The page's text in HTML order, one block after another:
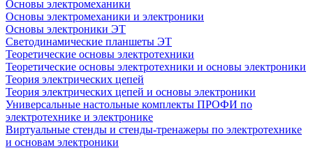
Основы электромеханики
Основы электромеханики и электроники
Основы электроники ЭТ
Светодинамические планшеты ЭТ
Теоретические основы электротехники
Теоретические основы электротехники и основы электроники
Теория электрических цепей
Теория электрических цепей и основы электроники
Универсальные настольные комплекты ПРОФИ по
электротехнике и электронике
Виртуальные стенды и стенды-тренажеры по электротехнике
и основам электроники